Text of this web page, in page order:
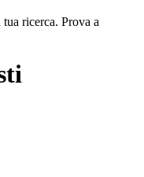
ricerca. Prova a